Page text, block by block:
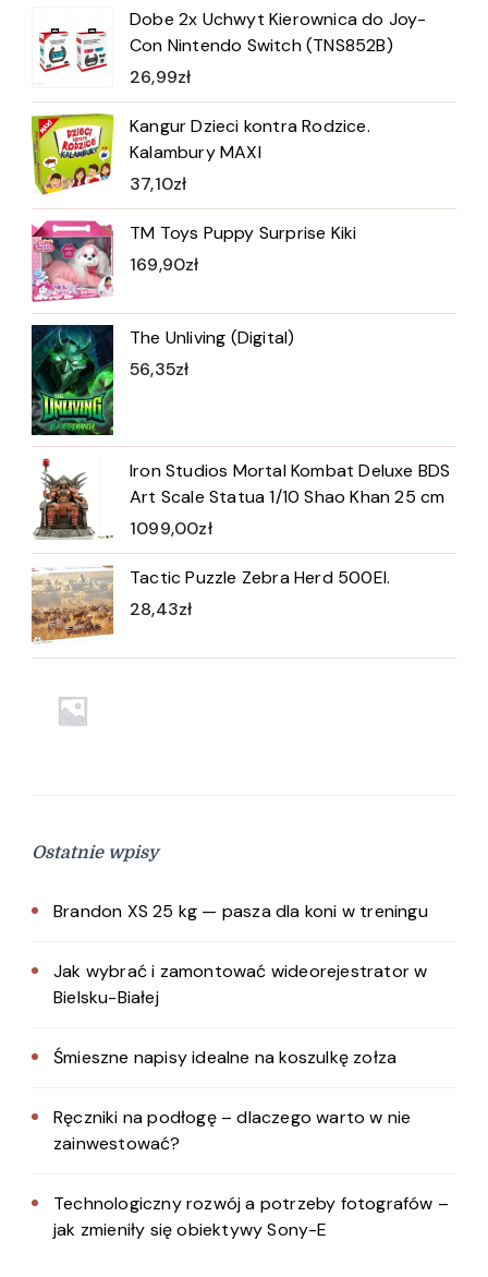
Dobe 2x Uchwyt Kierownica do Joy-
Con Nintendo Switch (TNS852B)
26,99zł
Kangur Dzieci kontra Rodzice.
Kalambury MAXI
37,10zł
TM Toys Puppy Surprise Kiki
169,90zł
The Unliving (Digital)
56,35zł
Iron Studios Mortal Kombat Deluxe BDS
Art Scale Statua 1/10 Shao Khan 25 cm
1099,00zł
Tactic Puzzle Zebra Herd 500El.
28,43zł
Ostatnie wpisy
Brandon XS 25 kg — pasza dla koni w treningu
Jak wybrać i zamontować wideorejestrator w
Bielsku-Białej
Śmieszne napisy idealne na koszulkę zołza
Ręczniki na podłogę – dlaczego warto w nie
zainwestować?
Technologiczny rozwój a potrzeby fotografów –
jak zmieniły się obiektywy Sony-E